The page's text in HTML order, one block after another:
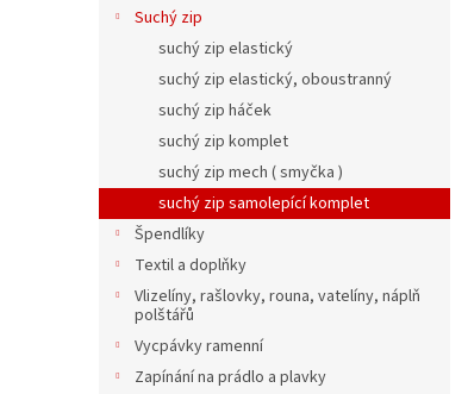
Suchý zip
suchý zip elastický
suchý zip elastický, oboustranný
suchý zip háček
suchý zip komplet
suchý zip mech ( smyčka )
suchý zip samolepící komplet
Špendlíky
Textil a doplňky
Vlizelíny, rašlovky, rouna, vatelíny, náplň
polštářů
Vycpávky ramenní
Zapínání na prádlo a plavky